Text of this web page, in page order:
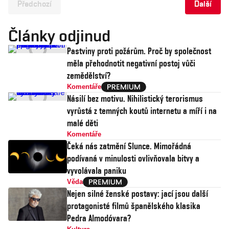
Předchozí Další
Články odjinud
Pastviny proti požárům. Proč by společnost
měla přehodnotit negativní postoj vůči
zemědělství?
Komentáře
Násilí bez motivu. Nihilistický terorismus
vyrůstá z temných koutů internetu a míří i na
malé děti
Komentáře
Čeká nás zatmění Slunce. Mimořádná
podívaná v minulosti ovlivňovala bitvy a
vyvolávala paniku
Věda
Nejen silné ženské postavy: jací jsou další
protagonisté filmů španělského klasika
Pedra Almodóvara?